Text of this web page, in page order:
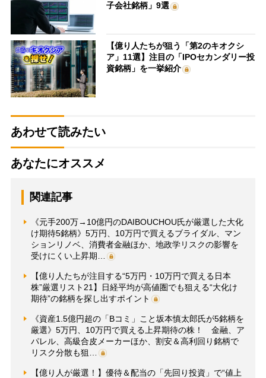
子会社銘柄」9選
【億り人たちが狙う「第2のキオクシ
ア」11選】注目の「IPOセカンダリー投
資銘柄」を一挙紹介
あわせて読みたい
あなたにオススメ
関連記事
《元手200万→10億円のDAIBOUCHOU氏が厳選した大化
け期待5銘柄》5万円、10万円で買えるブライダル、マン
ションリノベ、消費者金融ほか、地政学リスクの影響を
受けにくい上昇期…
【億り人たちが注目する“5万円・10万円で買える日本
株”厳選リスト21】日経平均が高値圏でも狙える“大化け
期待”の銘柄を探し出すポイント
《資産1.5億円超の「Bコミ」こと坂本慎太郎氏が5銘柄を
厳選》5万円、10万円で買える上昇期待の株！ 金融、ア
パレル、高級合皮メーカーほか、割安＆高利回り銘柄で
リスク分散も狙…
【億り人が厳選！】優待＆配当の「先回り投資」で“値上